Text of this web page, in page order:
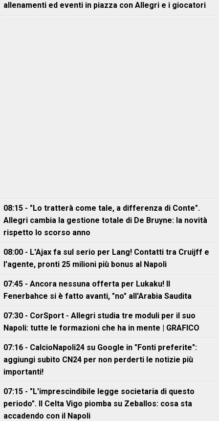
allenamenti ed eventi in piazza con Allegri e i giocatori
08:15 - "Lo tratterà come tale, a differenza di Conte".
Allegri cambia la gestione totale di De Bruyne: la novità
rispetto lo scorso anno
08:00 - L'Ajax fa sul serio per Lang! Contatti tra Cruijff e
l'agente, pronti 25 milioni più bonus al Napoli
07:45 - Ancora nessuna offerta per Lukaku! Il
Fenerbahce si è fatto avanti, "no" all'Arabia Saudita
07:30 - CorSport - Allegri studia tre moduli per il suo
Napoli: tutte le formazioni che ha in mente | GRAFICO
07:16 - CalcioNapoli24 su Google in "Fonti preferite":
aggiungi subito CN24 per non perderti le notizie più
importanti!
07:15 - "L'imprescindibile legge societaria di questo
periodo". Il Celta Vigo piomba su Zeballos: cosa sta
accadendo con il Napoli